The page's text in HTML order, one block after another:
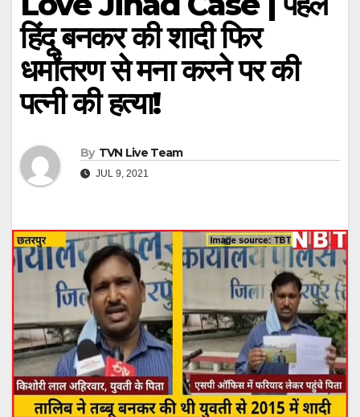
हिंदू बनकर की शादी फिर
धर्मांतरण से मना करने पर की
पत्नी की हत्या!
By TVN Live Team
JUL 9, 2021